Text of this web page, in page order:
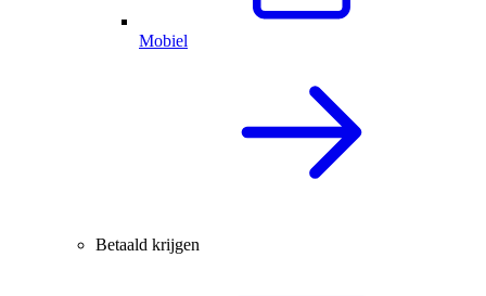
Mobiel
Betaald krijgen